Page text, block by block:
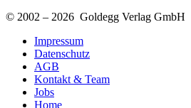
© 2002 – 2026 Goldegg Verlag GmbH
Impressum
Datenschutz
AGB
Kontakt & Team
Jobs
Home